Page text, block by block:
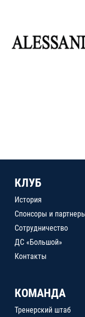
КЛУБ
История
Спонсоры и
Сотрудничество
ДС «Большой»
Контакты
КОМАНДА
Тренерский штаб